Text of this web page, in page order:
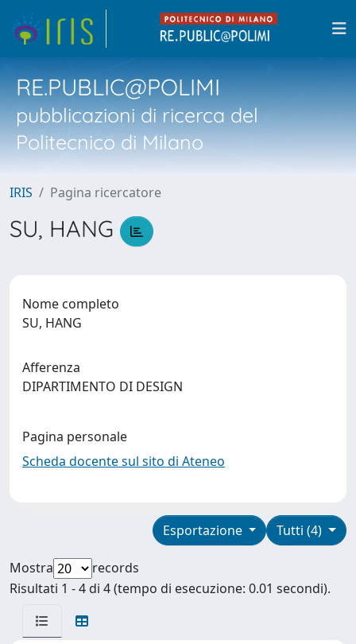
RE.PUBLIC@POLIMI
pubblicazioni di ricerca del
Politecnico di Milano
IRIS Pagina ricercatore
SU, HANG
Nome completo
SU, HANG
Afferenza
DIPARTIMENTO DI DESIGN
Pagina personale
Scheda docente sul sito di Ateneo
Tutti (4)
Esportazione
Mostra
records
Risultati 1 - 4 di 4 (tempo di esecuzione: 0.01 secondi).